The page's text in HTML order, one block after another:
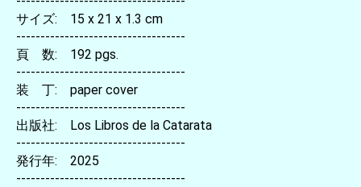
サイズ: 15 x 21 x 1.3 cm
-----------------------------------
頁 数: 192 pgs.
-----------------------------------
装 丁: paper cover
-----------------------------------
出版社: Los Libros de la Catarata
-----------------------------------
発行年: 2025
-----------------------------------